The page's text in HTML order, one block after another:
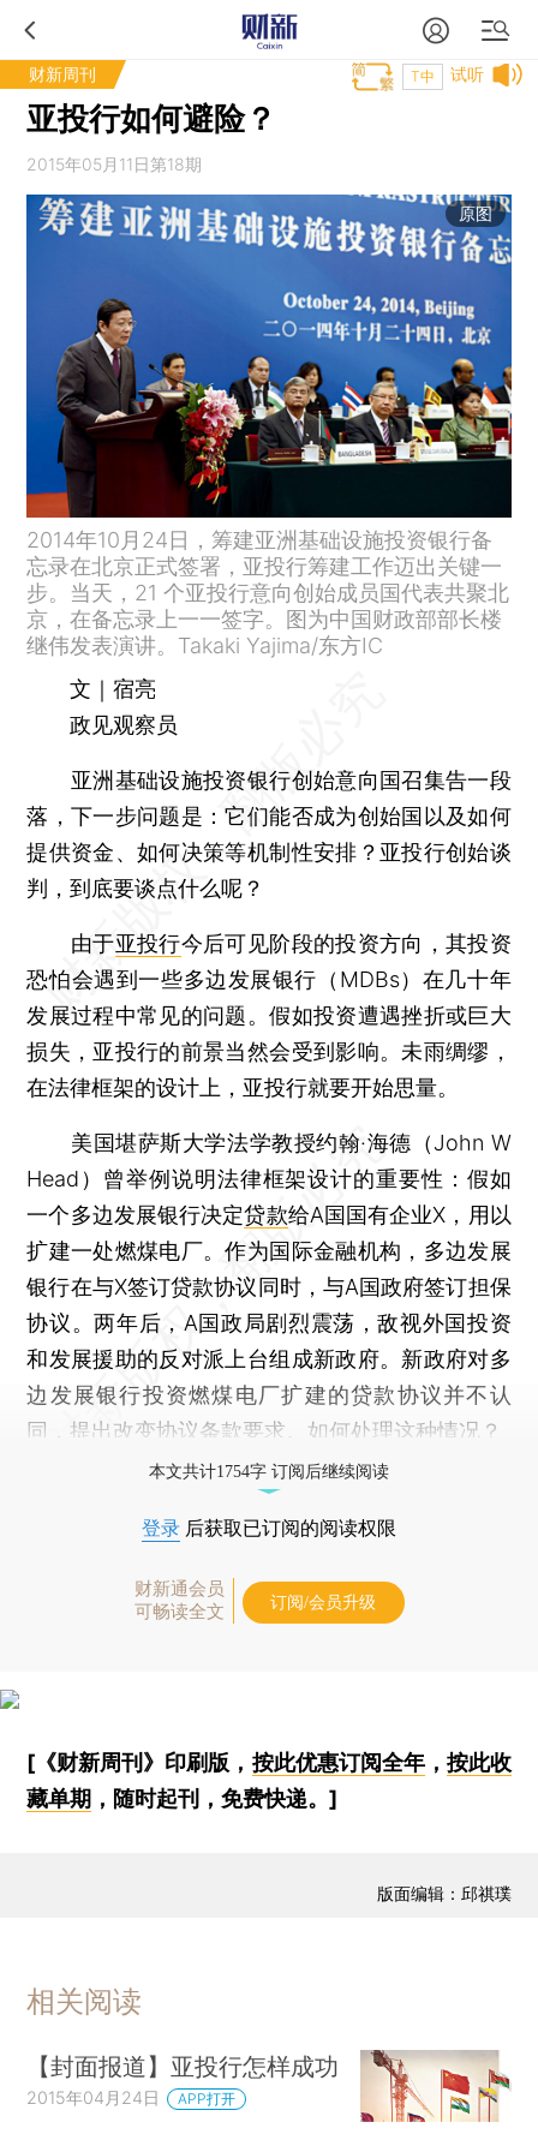
财新周刊 试听
T中
亚投行如何避险？
2015年05月11日第18期
原图
2014年10月24日，筹建亚洲基础设施投资银行备
忘录在北京正式签署，亚投行筹建工作迈出关键一
步。当天，21 个亚投行意向创始成员国代表共聚北
京，在备忘录上一一签字。图为中国财政部部长楼
继伟发表演讲。Takaki Yajima/东方IC
文｜宿亮
政见观察员
亚洲基础设施投资银行创始意向国召集告一段
落，下一步问题是：它们能否成为创始国以及如何
提供资金、如何决策等机制性安排？亚投行创始谈
判，到底要谈点什么呢？
由于亚投行今后可见阶段的投资方向，其投资
恐怕会遇到一些多边发展银行（MDBs）在几十年
发展过程中常见的问题。假如投资遭遇挫折或巨大
损失，亚投行的前景当然会受到影响。未雨绸缪，
在法律框架的设计上，亚投行就要开始思量。
美国堪萨斯大学法学教授约翰·海德（John W
Head）曾举例说明法律框架设计的重要性：假如
一个多边发展银行决定贷款给A国国有企业X，用以
扩建一处燃煤电厂。作为国际金融机构，多边发展
银行在与X签订贷款协议同时，与A国政府签订担保
协议。两年后，A国政局剧烈震荡，敌视外国投资
和发展援助的反对派上台组成新政府。新政府对多
边发展银行投资燃煤电厂扩建的贷款协议并不认
同，提出改变协议条款要求。如何处理这种情况？
本文共计1754字 订阅后继续阅读
登录 后获取已订阅的阅读权限
财新通会员
可畅读全文
订阅/会员升级
[《财新周刊》印刷版， 按此优惠订阅全年， 按此收
藏单期 ，随时起刊，免费快递。]
版面编辑：邱祺璞
相关阅读
【封面报道】亚投行怎样成功
2015年04月24日 APP打开